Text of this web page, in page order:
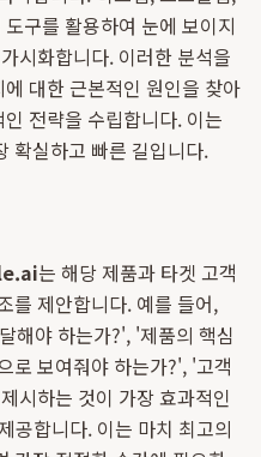
구를 활용하여 눈에 보이지
시화합니다. 이러한 분석을
대한 근본적인 원인을 찾아
전략을 수립합니다. 이는
확실하고 빠른 길입니다.
는 해당 제품과 타겟 고객
를 제안합니다. 예를 들어,
해야 하는가?', '제품의 핵심
로 보여줘야 하는가?', '고객
시하는 것이 가장 효과적인
공합니다. 이는 마치 최고의